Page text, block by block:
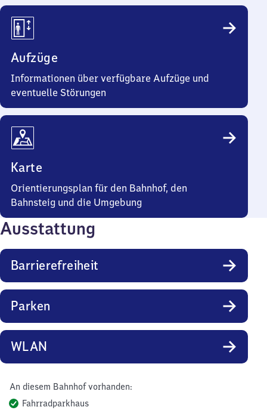
Aufzüge
Informationen über verfügbare Aufzüge und
eventuelle Störungen
Karte
Orientierungsplan für den Bahnhof, den
Bahnsteig und die Umgebung
Ausstattung
Barrierefreiheit
Parken
WLAN
An diesem Bahnhof vorhanden:
Fahrradparkhaus